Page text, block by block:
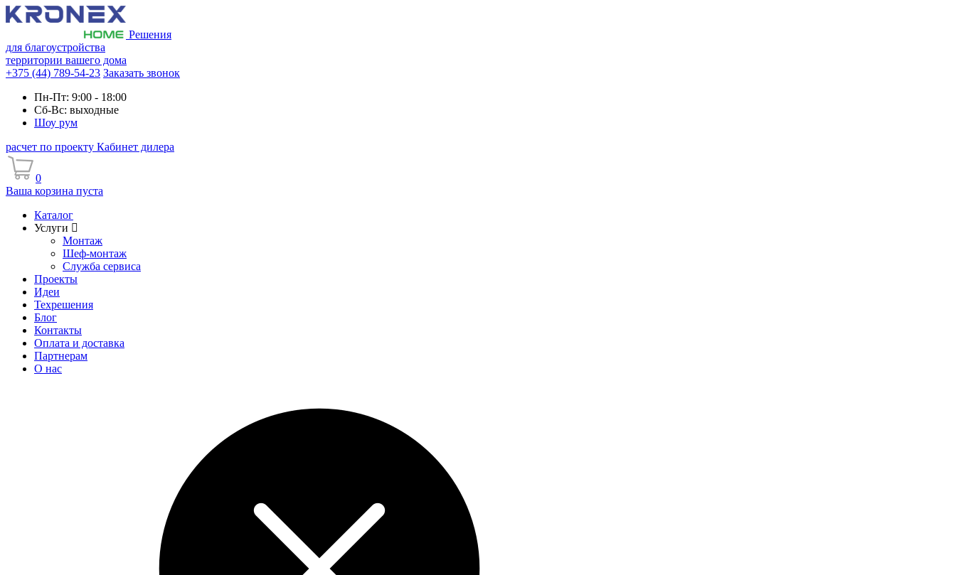
Решения
для благоустройства
территории вашего дома
+375 (44) 789-54-23 Заказать звонок
Пн-Пт: 9:00 - 18:00
Сб-Вс: выходные
Шоу рум
расчет по проекту Кабинет дилера
0
Ваша корзина пуста
Каталог
Услуги
Монтаж
Шеф-монтаж
Служба сервиса
Проекты
Идеи
Техрешения
Блог
Контакты
Оплата и доставка
Партнерам
О нас